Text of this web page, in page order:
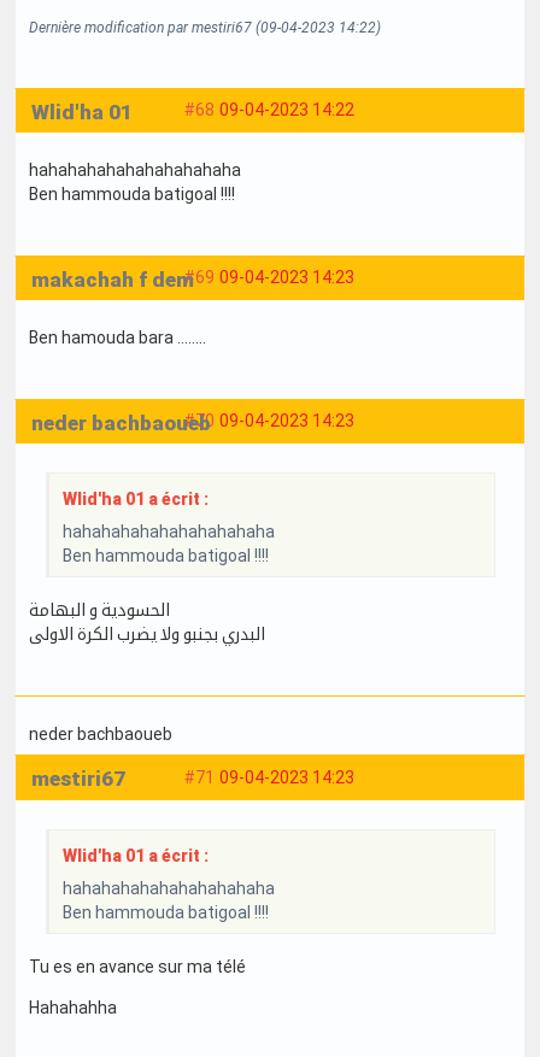
Dernière modification par mestiri67 (09-04-2023 14:22)
#68 09-04-2023 14:22
Wlid'ha 01
hahahahahahahahahahaha
Ben hammouda batigoal !!!!
#69 09-04-2023 14:23
makachah f dem
Ben hamouda bara ........
#70 09-04-2023 14:23
neder bachbaoueb
Wlid'ha 01 a écrit :
hahahahahahahahahahaha
Ben hammouda batigoal !!!!
الحسودية و البهامة
البدري بجنبو ولا يضرب الكرة الاولى
neder bachbaoueb
#71 09-04-2023 14:23
mestiri67
Wlid'ha 01 a écrit :
hahahahahahahahahahaha
Ben hammouda batigoal !!!!
Tu es en avance sur ma télé
Hahahahha